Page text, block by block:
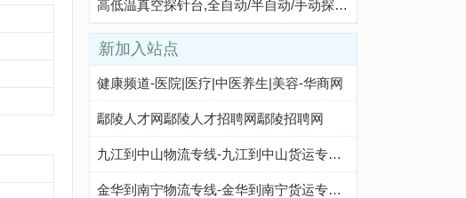
高低温真空探针台,全自动/半自动/手动探针台-杭州非科科技
新加入站点
健康频道-医院|医疗|中医养生|美容-华商网
鄢陵人才网鄢陵人才招聘网鄢陵招聘网
九江到中山物流专线-九江到中山货运专线-九江至中山物流公司-就发物流网
金华到南宁物流专线-金华到南宁货运专线-金华至南宁物流公司-就发物流网